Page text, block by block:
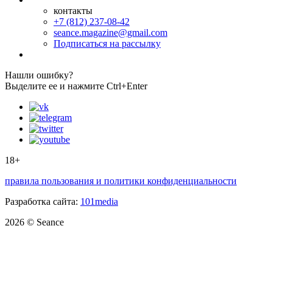
контакты
+7 (812) 237-08-42
seance.magazine@gmail.com
Подписаться на рассылку
Нашли ошибку?
Выделите ее и нажмите Ctrl+Enter
18+
правила пользования и политики конфиденциальности
Разработка сайта: 101media
2026 © Seance